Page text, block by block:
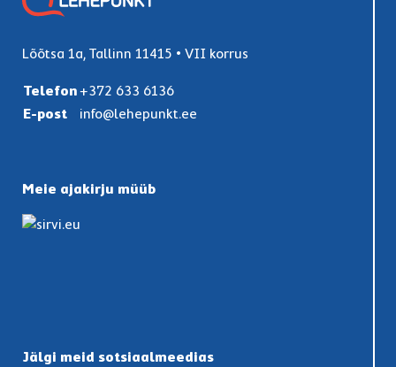
Lõõtsa 1a, Tallinn 11415 • VII korrus
Telefon+372 633 6136
E-post
info@lehepunkt.ee
Meie ajakirju müüb
Jälgi meid sotsiaalmeedias